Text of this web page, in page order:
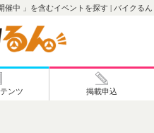
催中 」を含むイベントを探す | バイクるん